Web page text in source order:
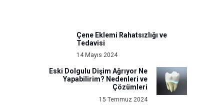
Previous
Çene Eklemi Rahatsızlığı ve
Tedavisi
14 Mayıs 2024
Next
Eski Dolgulu Dişim Ağrıyor Ne
Yapabilirim? Nedenleri ve
Çözümleri
15 Temmuz 2024